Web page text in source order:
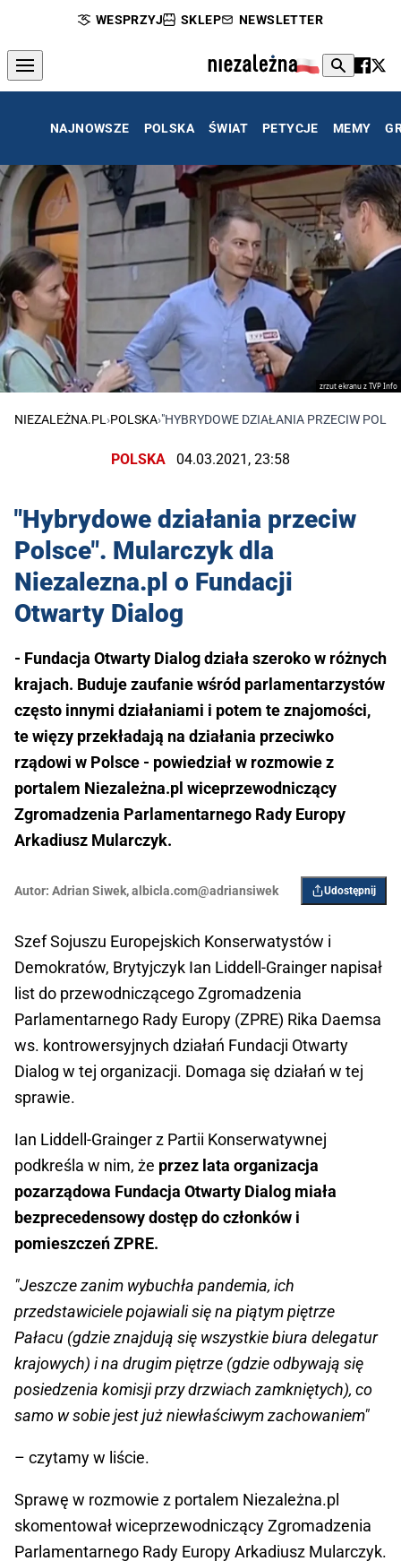
WESPRZYJ SKLEP NEWSLETTER
NAJNOWSZE POLSKA ŚWIAT PETYCJE MEMY
zrzut ekranu z TVP Info
NIEZALEŻNA.PL ›POLSKA›"HYBRYDOWE DZIAŁANIA PRZECIW
POLSKA 04.03.2021, 23:58
"Hybrydowe działania przeciw
Polsce". Mularczyk dla
Niezalezna.pl o Fundacji
Otwarty Dialog
- Fundacja Otwarty Dialog działa szeroko w różnych
krajach. Buduje zaufanie wśród parlamentarzystów
często innymi działaniami i potem te znajomości,
te więzy przekładają na działania przeciwko
rządowi w Polsce - powiedział w rozmowie z
portalem Niezależna.pl wiceprzewodniczący
Zgromadzenia Parlamentarnego Rady Europy
Arkadiusz Mularczyk.
Autor: Adrian Siwek,albicla.com@adriansiwek Udostępnij
Szef Sojuszu Europejskich Konserwatystów i
Demokratów, Brytyjczyk Ian Liddell-Grainger napisał
list do przewodniczącego Zgromadzenia
Parlamentarnego Rady Europy (ZPRE) Rika Daemsa
ws. kontrowersyjnych działań Fundacji Otwarty
Dialog w tej organizacji. Domaga się działań w tej
sprawie.
Ian Liddell-Grainger z Partii Konserwatywnej
podkreśla w nim, że przez lata organizacja
pozarządowa Fundacja Otwarty Dialog miała
bezprecedensowy dostęp do członków i
pomieszczeń ZPRE.
"Jeszcze zanim wybuchła pandemia, ich
przedstawiciele pojawiali się na piątym piętrze
Pałacu (gdzie znajdują się wszystkie biura delegatur
krajowych) i na drugim piętrze (gdzie odbywają się
posiedzenia komisji przy drzwiach zamkniętych), co
samo w sobie jest już niewłaściwym zachowaniem"
– czytamy w liście.
Sprawę w rozmowie z portalem Niezależna.pl
skomentował wiceprzewodniczący Zgromadzenia
Parlamentarnego Rady Europy Arkadiusz Mularczyk.